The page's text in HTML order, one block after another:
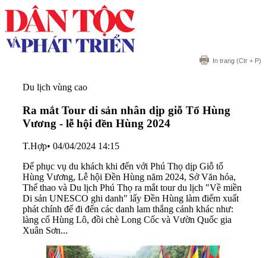
In trang (Ctr + P)
Du lịch vùng cao
Ra mắt Tour di sản nhân dịp giỗ Tổ Hùng
Vương - lễ hội đền Hùng 2024
T.Hợp• 04/04/2024 14:15
Để phục vụ du khách khi đến với Phú Thọ dịp Giỗ tổ
Hùng Vương, Lễ hội Đền Hùng năm 2024, Sở Văn hóa,
Thể thao và Du lịch Phú Thọ ra mắt tour du lịch "Về miền
Di sản UNESCO ghi danh" lấy Đền Hùng làm điểm xuất
phát chính để đi đến các danh lam thắng cảnh khác như:
làng cổ Hùng Lô, đồi chè Long Cốc và Vườn Quốc gia
Xuân Sơn...